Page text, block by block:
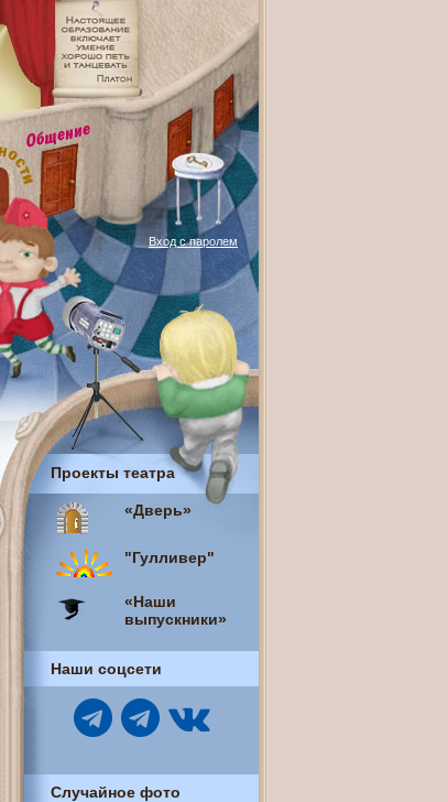
Вход с паролем
Проекты театра
«Дверь»
"Гулливер"
«Наши
выпускники»
Наши соцсети
Случайное фото